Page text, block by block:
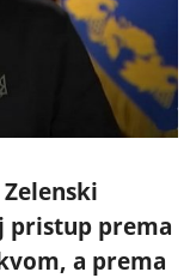
pristup prema
a prema